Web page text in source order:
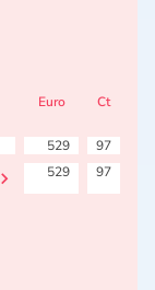
Euro Ct
529
97
529 97